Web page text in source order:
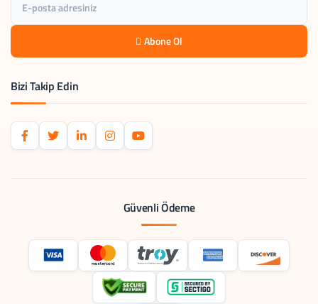
Abone Ol
Bizi Takip Edin
Güvenli Ödeme